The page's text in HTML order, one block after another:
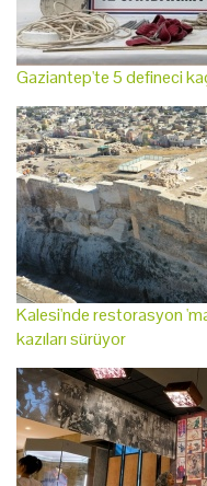
Gaziantep'te 5 defineci
Kalesi'nde restorasyon
kazıları sürüyor